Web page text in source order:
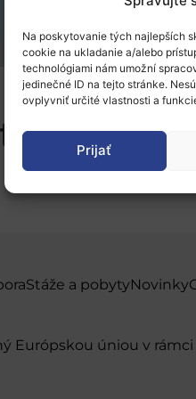
Na poskytovanie tých najlepších
cookie na ukladanie a/alebo
technológiami nám umožní
jedinečné ID na tejto stránke.
ovplyvniť určité vlastnosti a
Prijať
– Klíma,
Stáže a pobytyNovinky
Európskou úniou v